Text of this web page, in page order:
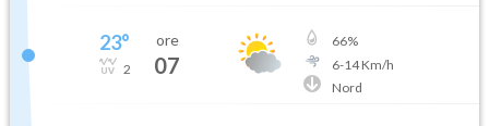
23°
2
ore
07
66%
6-14Km/h
Nord